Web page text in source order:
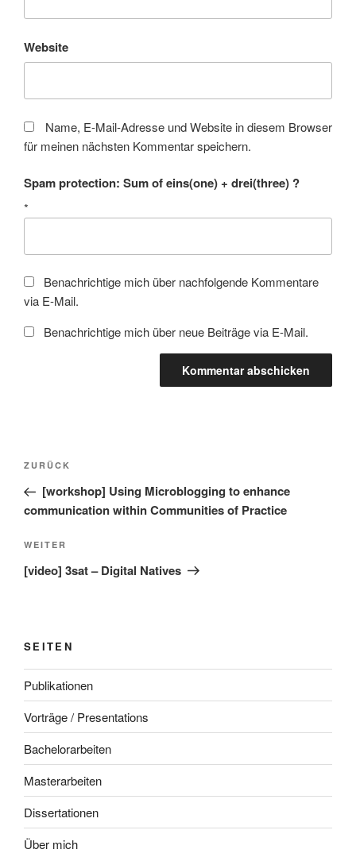
Website
Name, E-Mail-Adresse und Website in diesem Browser
für meinen nächsten Kommentar speichern.
Spam protection: Sum of eins(one) + drei(three) ?
*
Benachrichtige mich über nachfolgende Kommentare
via E-Mail.
Benachrichtige mich über neue Beiträge via E-Mail.
Beitragsnavigation
Vorheriger
Beitrag
ZURÜCK
[workshop] Using Microblogging to enhance
communication within Communities of Practice
Nächster
Beitrag
WEITER
[video] 3sat – Digital Natives
SEITEN
Publikationen
Vorträge / Presentations
Bachelorarbeiten
Masterarbeiten
Dissertationen
Über mich